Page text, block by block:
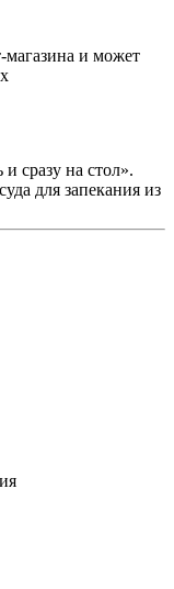
магазина и может
сразу на стол».
для запекания из